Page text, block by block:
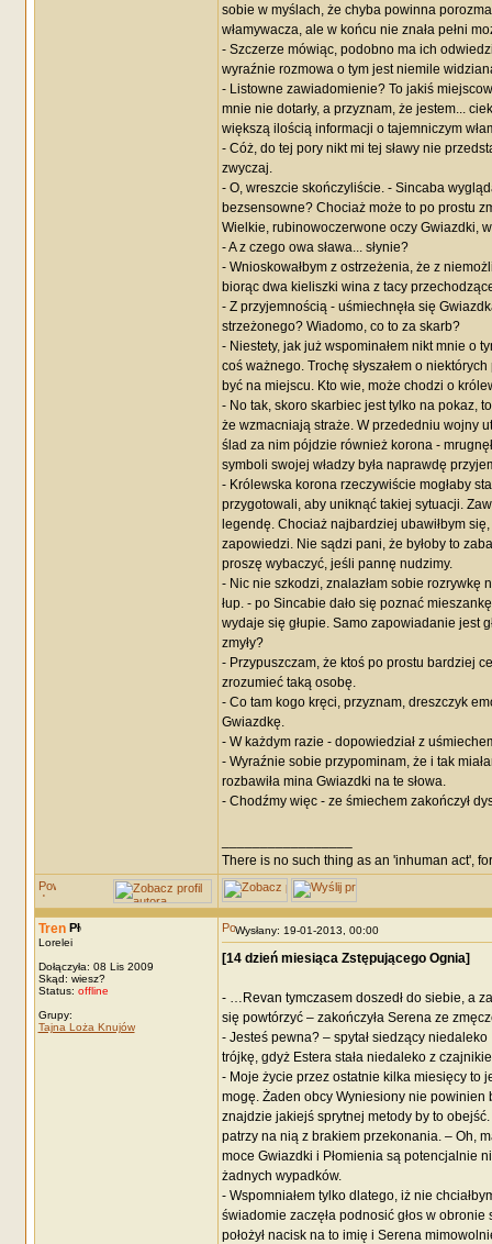
sobie w myślach, że chyba powinna
włamywacza, ale w końcu nie znała pełni
- Szczerze mówiąc, podobno ma ich
wyraźnie rozmowa o tym jest niemile
- Listowne zawiadomienie? To jakiś
mnie nie dotarły, a przyznam, że jestem...
większą ilością informacji o tajemniczym
- Cóż, do tej pory nikt mi tej sławy nie
zwyczaj.
- O, wreszcie skończyliście. - Sincaba
bezsensowne? Chociaż może to po prostu
Wielkie, rubinowoczerwone oczy Gwiazdki,
- A z czego owa sława... słynie?
- Wnioskowałbym z ostrzeżenia, że z
biorąc dwa kieliszki wina z tacy
- Z przyjemnością - uśmiechnęła się
strzeżonego? Wiadomo, co to za skarb?
- Niestety, jak już wspominałem nikt mnie o
coś ważnego. Trochę słyszałem o
być na miejscu. Kto wie, może chodzi o
- No tak, skoro skarbiec jest tylko na pokaz,
że wzmacniają straże. W przededniu wojny
ślad za nim pójdzie również korona -
symboli swojej władzy była naprawdę
- Królewska korona rzeczywiście mogłaby
przygotowali, aby uniknąć takiej sytuacji.
legendę. Chociaż najbardziej ubawiłbym
zapowiedzi. Nie sądzi pani, że byłoby to
proszę wybaczyć, jeśli pannę nudzimy.
- Nic nie szkodzi, znalazłam sobie rozrywkę
łup. - po Sincabie dało się poznać
wydaje się głupie. Samo zapowiadanie jest
zmyły?
- Przypuszczam, że ktoś po prostu bardziej
zrozumieć taką osobę.
- Co tam kogo kręci, przyznam, dreszczyk
Gwiazdkę.
- W każdym razie - dopowiedział z
- Wyraźnie sobie przypominam, że i tak
rozbawiła mina Gwiazdki na te słowa.
- Chodźmy więc - ze śmiechem zakończył
There is no such thing as an 'inhuman act',
Tren
Lorelei
Dołączyła: 08 Lis 2009
Skąd: wiesz?
Status: offline
Grupy:
Tajna Loża Knujów
Wysłany: 19-01-2013, 00:00
[14 dzień miesiąca Zstępującego Ognia]
- …Revan tymczasem doszedł do siebie, a
się powtórzyć – zakończyła Serena ze
- Jesteś pewna? – spytał siedzący
trójkę, gdyż Estera stała niedaleko z
- Moje życie przez ostatnie kilka miesięcy to
mogę. Żaden obcy Wyniesiony nie powinien
znajdzie jakiejś sprytnej metody by to
patrzy na nią z brakiem przekonania. – Oh,
moce Gwiazdki i Płomienia są potencjalnie
żadnych wypadków.
- Wspomniałem tylko dlatego, iż nie
świadomie zaczęła podnosić głos w
położył nacisk na to imię i Serena